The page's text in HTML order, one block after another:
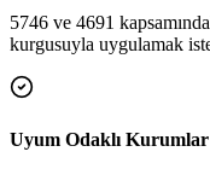
5746 ve 4691
kurgusuyla uygulamak
Uyum Odaklı Kurumlar